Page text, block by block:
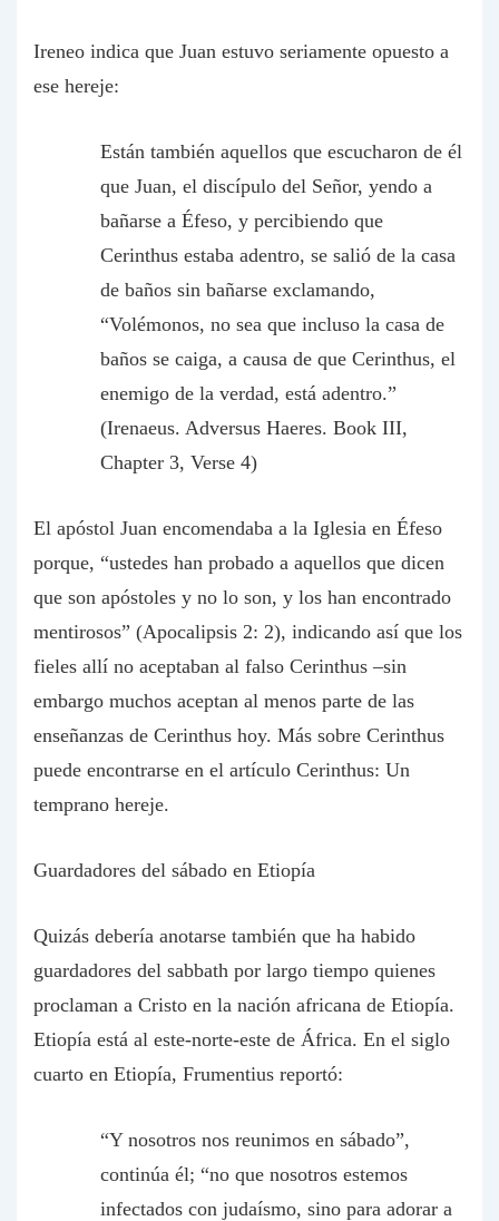
Ireneo indica que Juan estuvo seriamente opuesto a
ese hereje:
Están también aquellos que escucharon de él
que Juan, el discípulo del Señor, yendo a
bañarse a Éfeso, y percibiendo que
Cerinthus estaba adentro, se salió de la casa
de baños sin bañarse exclamando,
“Volémonos, no sea que incluso la casa de
baños se caiga, a causa de que Cerinthus, el
enemigo de la verdad, está adentro.”
(Irenaeus. Adversus Haeres. Book III,
Chapter 3, Verse 4)
El apóstol Juan encomendaba a la Iglesia en Éfeso
porque, “ustedes han probado a aquellos que dicen
que son apóstoles y no lo son, y los han encontrado
mentirosos” (Apocalipsis 2: 2), indicando así que los
fieles allí no aceptaban al falso Cerinthus –sin
embargo muchos aceptan al menos parte de las
enseñanzas de Cerinthus hoy. Más sobre Cerinthus
puede encontrarse en el artículo Cerinthus: Un
temprano hereje.
Guardadores del sábado en Etiopía
Quizás debería anotarse también que ha habido
guardadores del sabbath por largo tiempo quienes
proclaman a Cristo en la nación africana de Etiopía.
Etiopía está al este-norte-este de África. En el siglo
cuarto en Etiopía, Frumentius reportó:
“Y nosotros nos reunimos en sábado”,
continúa él; “no que nosotros estemos
infectados con judaísmo, sino para adorar a